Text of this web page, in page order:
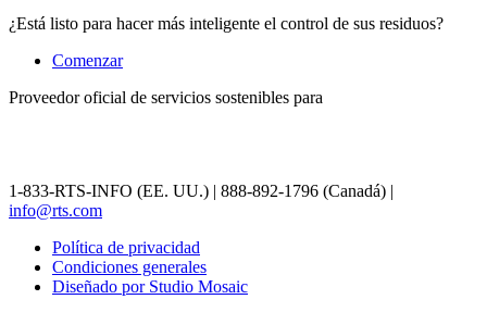
¿Está listo para hacer más inteligente el control de sus residuos?
Comenzar
Proveedor oficial de servicios sostenibles para
1-833-RTS-INFO (EE. UU.) | 888-892-1796 (Canadá) |
info@rts.com
Política de privacidad
Condiciones generales
Diseñado por Studio Mosaic